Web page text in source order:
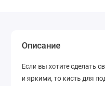
Описание
Если вы хотите сделать
и яркими, то кисть для